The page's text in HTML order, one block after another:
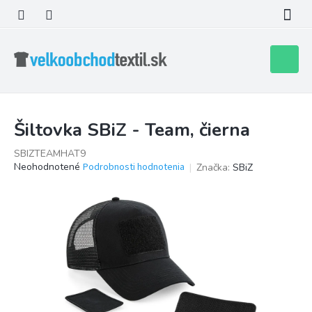
obsah
košík
Šiltovka SBiZ - Team, čierna
SBIZTEAMHAT9
Priemerné
Neohodnotené Podrobnosti hodnotenia Značka: SBiZ